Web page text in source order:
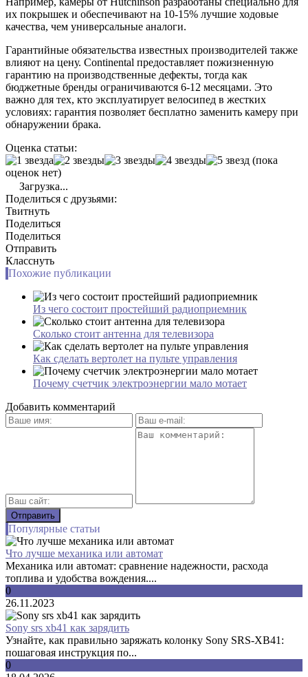
их покрышек и обеспечивают на 10-15% лучшие ходовые
качества, чем универсальные аналоги.
Гарантийные обязательства известных производителей также
влияют на цену. Continental предоставляет пожизненную
гарантию на производственные дефекты, тогда как
бюджетные бренды ограничиваются 6-12 месяцами. Это
важно для тех, кто эксплуатирует велосипед в жестких
условиях: гарантия позволяет бесплатно заменить камеру при
обнаружении брака.
Оценка статьи:
(пока
оценок нет)
Загрузка...
Поделиться с друзьями:
Твитнуть
Поделиться
Поделиться
Отправить
Класснуть
Похожие публикации
Из чего состоит простейший радиоприемник
Сколько стоит антенна для телевизора
Как сделать вертолет на пульте управления
Почему счетчик электроэнергии мало мотает
Добавить комментарий
Популярные статьи
Что лучше механика или автомат
Механика или автомат: сравнение надежности, расхода
топлива и удобства вождения....
0
26.11.2023
Sony srs xb41 как зарядить
Узнайте, как правильно заряжать колонку Sony SRS-XB41:
пошаговая инструкция по...
0